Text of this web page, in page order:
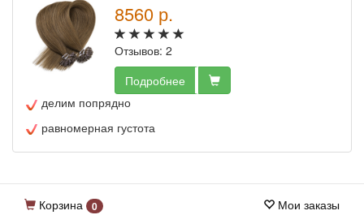
8560 р.
Отзывов: 2
Подробнее
делим попрядно
равномерная густота
Корзина 0 Мои заказы